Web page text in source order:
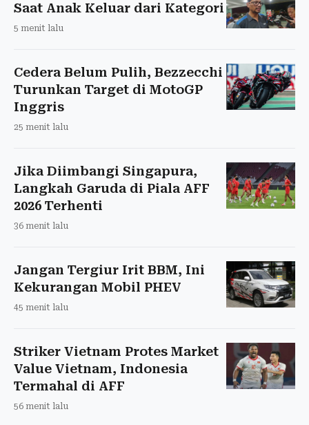
Saat Anak Keluar dari Kategori
5 menit lalu
Cedera Belum Pulih, Bezzecchi
Turunkan Target di MotoGP
Inggris
25 menit lalu
Jika Diimbangi Singapura,
Langkah Garuda di Piala AFF
2026 Terhenti
36 menit lalu
Jangan Tergiur Irit BBM, Ini
Kekurangan Mobil PHEV
45 menit lalu
Striker Vietnam Protes Market
Value Vietnam, Indonesia
Termahal di AFF
56 menit lalu